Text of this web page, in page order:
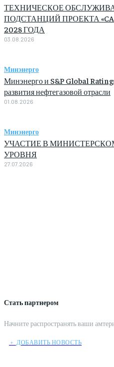
Стать партнером
Начните распространять ваши
﹢ ДОБАВИТЬ НОВОСТЬ
ТЕХНИЧЕСКОЕ
ПОДСТАНЦИЙ ПРОЕКТА
2028 ГОДА
03.08.2026
Минэнерго
Минэнерго и S&P Global
развития нефтегазовой отрасли
01.08.2026
Минэнерго
УЧАСТИЕ В
УРОВНЯ
27.07.2026